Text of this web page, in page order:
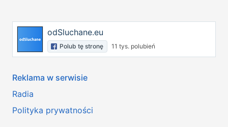
odSluchane.eu
Polub tę stronę 11 tys. polubień
Reklama w serwisie
Radia
Polityka prywatności